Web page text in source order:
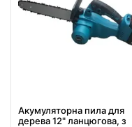
Акумуляторна пила для
дерева 12" ланцюгова, з